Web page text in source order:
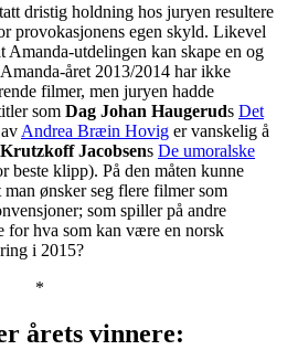
dristig holdning hos juryen resultere
provokasjonens egen skyld. Likevel
utdelingen kan skape en og
året 2013/2014 har ikke
filmer, men juryen hadde
som Dag Johan Haugeruds Det
Andrea Bræin Hovig er vanskelig å
Jacobsens De umoralske
beste klipp). På den måten kunne
ønsker seg flere filmer som
som spiller på andre
for hva som kan være en norsk
i 2015?
*
årets vinnere: